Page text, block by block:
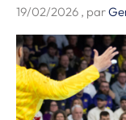
19/02/2026 , par